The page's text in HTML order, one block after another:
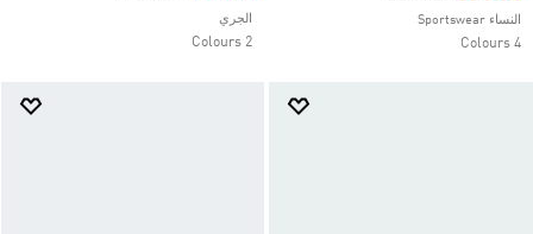
النساء Sportswear
4 Colours
الجري
2 Colours